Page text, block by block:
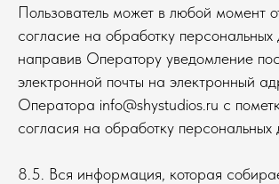
Пользователь может в любой момент
согласие на обработку персональных
направив Оператору уведомление
электронной почты на электронный
Оператора info@shystudios.ru с
согласия на обработку персональных
8.5. Вся информация, которая